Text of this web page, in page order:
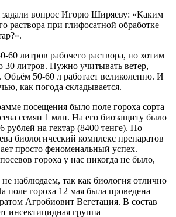
задали вопрос Игорю Ширяеву: «Каким
раствора при глифосатной обработке
литров рабочего раствора, но хотим
30 литров. Нужно учитывать ветер,
Объём 50-60 л работает великолепно. И
как погода складывается.
посещения было поле гороха сорта
семян 1 млн. На его биозащиту было
рублей на гектар (8400 тенге). По
биологический комплекс препаратов
просто феноменальный успех.
гороха у нас никогда не было,
наблюдаем, так как биология отлично
поле гороха 12 мая была проведена
Агробиовит Вегетация. В состав
инсектицидная группа